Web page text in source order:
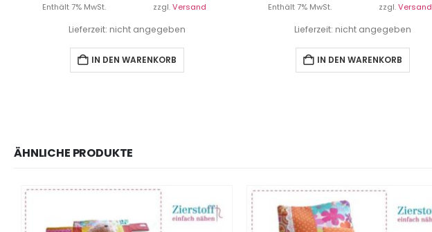
Enthält 7% MwSt. zzgl.Versand
Lieferzeit: nicht angegeben
IN DEN WARENKORB
Enthält 7% MwSt. zzgl.Versand
Lieferzeit: nicht angegeben
IN DEN WARENKORB
ÄHNLICHE PRODUKTE